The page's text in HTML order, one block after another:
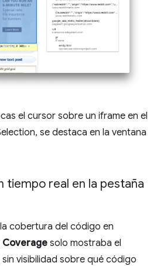
el cursor sobre un iframe en el
se destaca en la ventana
tiempo real en la pestaña
cobertura del código en
Coverage solo mostraba el
visibilidad sobre qué código